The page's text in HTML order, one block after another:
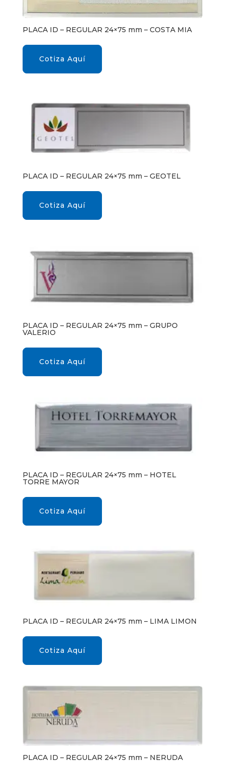
PLACA ID – REGULAR 24×75 mm – COSTA MIA
Cotiza Aquí
PLACA ID – REGULAR 24×75 mm – GEOTEL
Cotiza Aquí
PLACA ID – REGULAR 24×75 mm – GRUPO
VALERIO
Cotiza Aquí
PLACA ID – REGULAR 24×75 mm – HOTEL
TORRE MAYOR
Cotiza Aquí
PLACA ID – REGULAR 24×75 mm – LIMA LIMON
Cotiza Aquí
PLACA ID – REGULAR 24×75 mm – NERUDA